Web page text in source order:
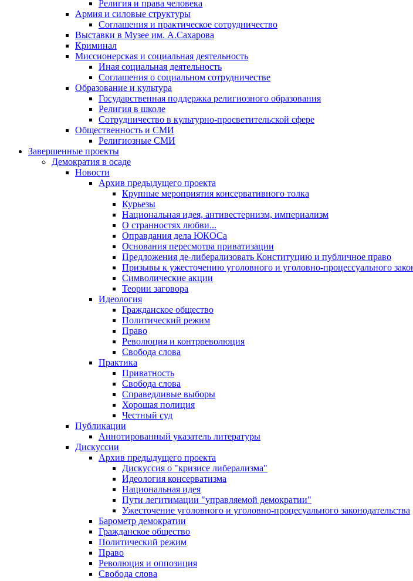
Религия и права человека
Армия и силовые структуры
Соглашения и практическое сотрудничество
Выставки в Музее им. А.Сахарова
Криминал
Миссионерская и социальная деятельность
Иная социальная деятельность
Соглашения о социальном сотрудничестве
Образование и культура
Государственная поддержка религиозного образования
Религия в школе
Сотрудничество в культурно-просветительской сфере
Общественность и СМИ
Религиозные СМИ
Завершенные проекты
Демократия в осаде
Новости
Архив предыдущего проекта
Крупные мероприятия консервативного толка
Курьезы
Национальная идея, антивестернизм, империализм
О странностях любви...
Оправдания дела ЮКОСа
Основания пересмотра приватизации
Предложения де-либерализовать Конституцию и публичное право
Призывы к ужесточению уголовного и уголовно-процессуального
Символические акции
Теории заговора
Идеология
Гражданское общество
Политический режим
Право
Революция и контрреволюция
Свобода слова
Практика
Приватность
Свобода слова
Справедливые выборы
Хорошая полиция
Честный суд
Публикации
Аннотированный указатель литературы
Дискуссии
Архив предыдущего проекта
Дискуссия о "кризисе либерализма"
Идеология консерватизма
Национальная идея
Пути легитимации "управляемой демократии"
Ужесточение уголовного и уголовно-процесуального законодательства
Барометр демократии
Гражданское общество
Политический режим
Право
Революция и оппозиция
Свобода слова